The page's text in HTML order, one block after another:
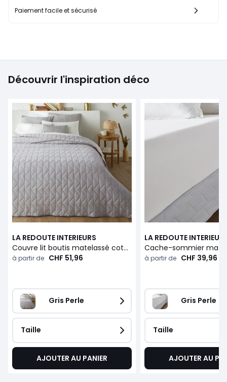
Paiement facile et sécurisé
Découvrir l'inspiration déco
LA REDOUTE INTERIEURS
Couvre lit boutis matelassé coton Zig Zag Scenario
à partir de CHF 51,96
Gris Perle
Taille
AJOUTER AU PANIER
LA REDOUTE
à partir de CHF 39,96
Gris Perle
Taille
AJOUTER AU